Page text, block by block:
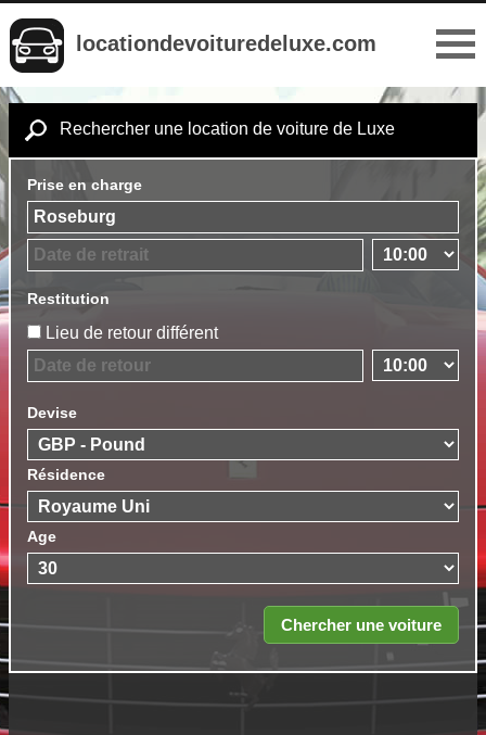
locationdevoituredeluxe.com
Rechercher une location de voiture de Luxe
Prise en charge
Restitution
Lieu de retour différent
Devise
Résidence
Age